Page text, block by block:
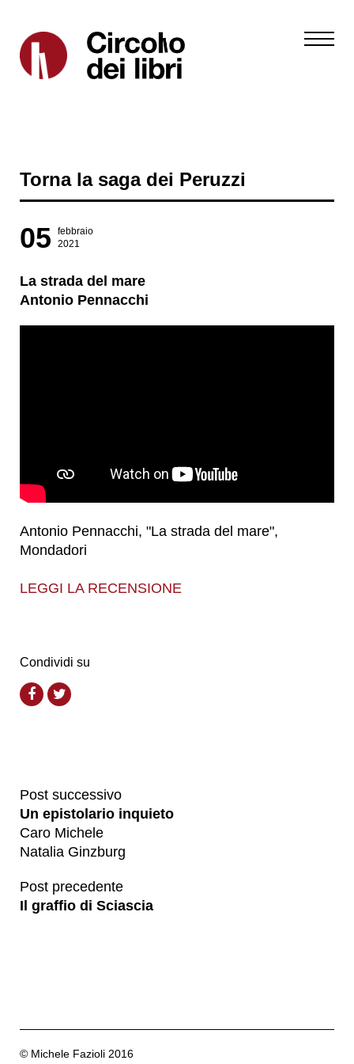
Torna la saga dei Peruzzi
05
febbraio
2021
La strada del mare
Antonio Pennacchi
Antonio Pennacchi, "La strada del mare",
Mondadori
LEGGI LA RECENSIONE
Condividi su
Post successivo
Un epistolario inquieto
Caro Michele
Natalia Ginzburg
Post precedente
Il graffio di Sciascia
© Michele Fazioli 2016